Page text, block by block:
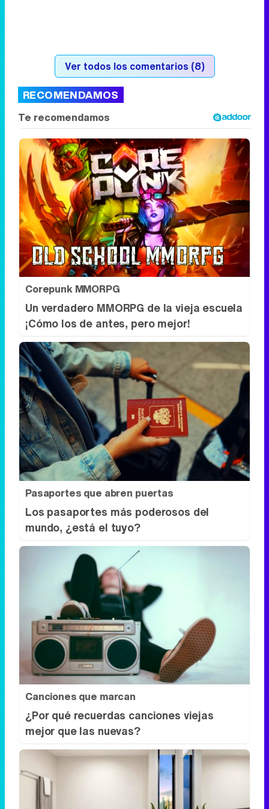
Corepunk MMORPG
Un verdadero MMORPG de la vieja escuela
¡Cómo los de antes, pero mejor!
Pasaportes que abren puertas
Los pasaportes más poderosos del
mundo, ¿está el tuyo?
Canciones que marcan
¿Por qué recuerdas canciones viejas
mejor que las nuevas?